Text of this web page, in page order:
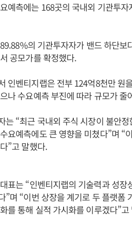
예측에는 168곳의 국내외 기관투
의 기관투자자가 밴드 하단보
공모가를 확정했다.
인벤티지랩은 전부 124억8천만 원
나 수요예측 부진에 따라 규모가 줄
는 “최근 국내외 주식 시장이 불안
요예측에도 큰 영향을 미쳤다”며 “
”고 말했다.
표는 “인벤티지랩의 기술력과 성
”며 “이번 상장을 계기로 두 플랫폼
를 통해 실적 가시화를 이루겠다”고